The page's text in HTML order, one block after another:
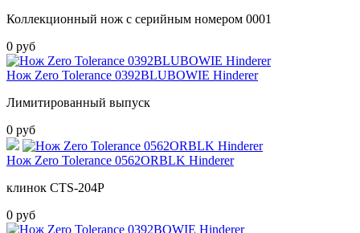
Коллекционный нож с серийным номером 0001
0 руб
Нож Zero Tolerance 0392BLUBOWIE Hinderer
Лимитированный выпуск
0 руб
Нож Zero Tolerance 0562ORBLK Hinderer
клинок CTS-204P
0 руб